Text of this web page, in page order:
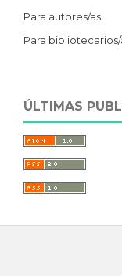
Para autores/as
Para bibliotecarios/
ÚLTIMAS